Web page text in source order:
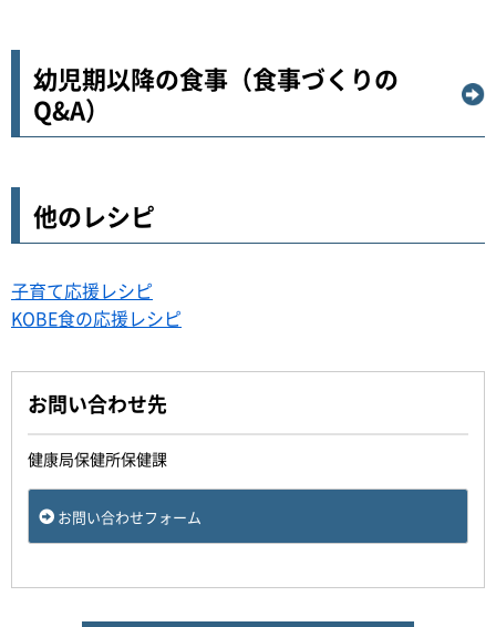
幼児期以降の食事（食事づくりの
Q&A）
他のレシピ
子育て応援レシピ
KOBE食の応援レシピ
お問い合わせ先
健康局保健所保健課
お問い合わせフォーム